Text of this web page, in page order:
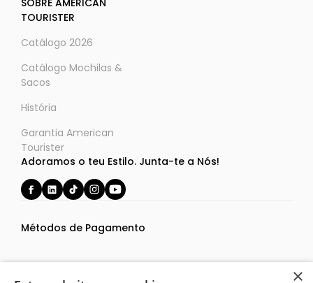
SOBRE AMERICAN
TOURISTER
Catálogo 2026
Catálogo Mochilas &
Sacos
História
Garantia American
Tourister
Adoramos o teu Estilo. Junta-te a Nós!
Métodos de Pagamento
×